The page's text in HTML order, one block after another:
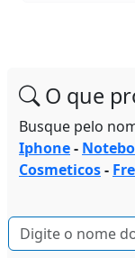
O que
Busque pelo
Iphone-
Cosmeticos-